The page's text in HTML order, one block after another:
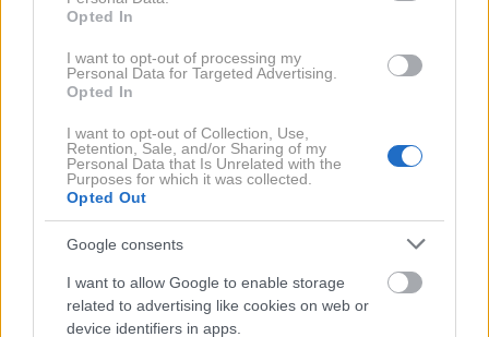
Opted In
I want to opt-out of processing my
Personal Data for Targeted Advertising.
Opted In
I want to opt-out of Collection, Use,
Retention, Sale, and/or Sharing of my
Personal Data that Is Unrelated with the
Purposes for which it was collected.
Opted Out
Google consents
I want to allow Google to enable storage
related to advertising like cookies on web or
device identifiers in apps.
Ampak, seveda, ni trajalo dolgo. Preden pa
sodobnega, tudi avtomobilskega novinarstva sprega
medija in marketinga. Za preživetje medija je žal
nujna, do pred nekaj časa pa je veljalo, da je
oglaševanje nujno tudi za preživetje proizvajalca.
Tako je šlo za burno razmerje soodvisnih partnerjev,
ki se mnogokrat znajdeta tudi na sivih področjih
častnih kodeksov obeh cehov. Ampak je nekako šlo.
Novi mediji seveda nimajo nobenih zadržkov.